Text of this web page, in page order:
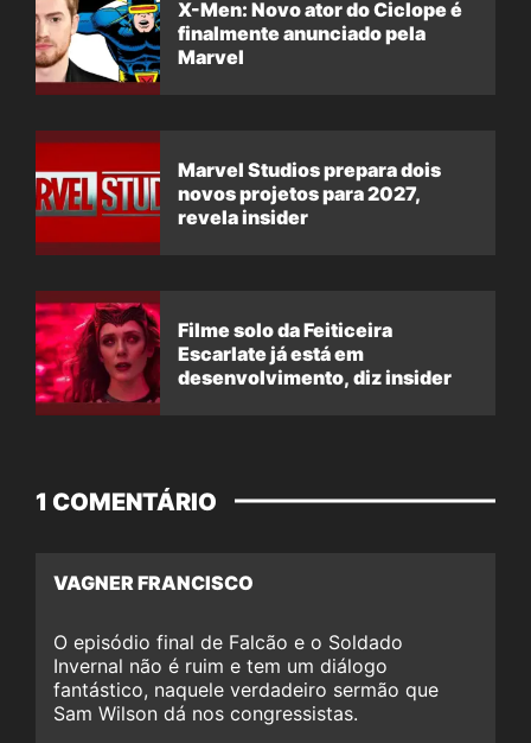
X-Men: Novo ator do Ciclope é
finalmente anunciado pela
Marvel
Marvel Studios prepara dois
novos projetos para 2027,
revela insider
Filme solo da Feiticeira
Escarlate já está em
desenvolvimento, diz insider
1 COMENTÁRIO
VAGNER FRANCISCO
O episódio final de Falcão e o Soldado
Invernal não é ruim e tem um diálogo
fantástico, naquele verdadeiro sermão que
Sam Wilson dá nos congressistas.